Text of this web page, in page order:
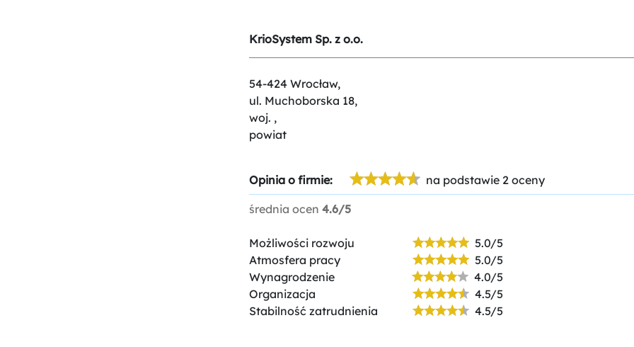
KrioSystem Sp. z o.o.
54-424 Wrocław,
ul. Muchoborska 18,
woj. ,
powiat
Opinia o firmie: na podstawie 2 oceny
średnia ocen 4.6/5
Możliwości rozwoju
5.0/5
Atmosfera pracy
5.0/5
Wynagrodzenie
4.0/5
Organizacja
4.5/5
Stabilność zatrudnienia
4.5/5